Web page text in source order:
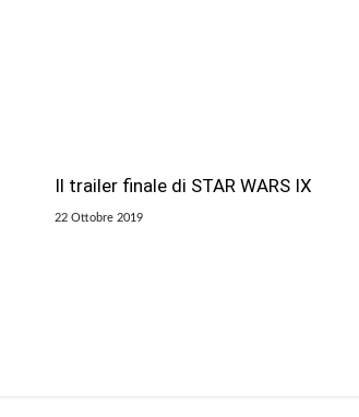
Il trailer finale di STAR WARS IX
22 Ottobre 2019